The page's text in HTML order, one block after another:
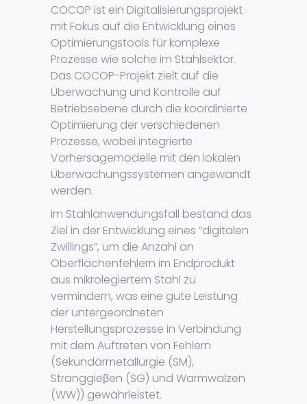
COCOP ist ein Digitalisierungsprojekt
mit Fokus auf die Entwicklung eines
Optimierungstools für komplexe
Prozesse wie solche im Stahlsektor.
Das COCOP-Projekt zielt auf die
Überwachung und Kontrolle auf
Betriebsebene durch die koordinierte
Optimierung der verschiedenen
Prozesse, wobei integrierte
Vorhersagemodelle mit den lokalen
Überwachungssystemen angewandt
werden.
Im Stahlanwendungsfall bestand das
Ziel in der Entwicklung eines “digitalen
Zwillings”, um die Anzahl an
Oberflächenfehlern im Endprodukt
aus mikrolegiertem Stahl zu
vermindern, was eine gute Leistung
der untergeordneten
Herstellungsprozesse in Verbindung
mit dem Auftreten von Fehlern
(Sekundärmetallurgie (SM),
Stranggieβen (SG) und Warmwalzen
(WW)) gewährleistet.